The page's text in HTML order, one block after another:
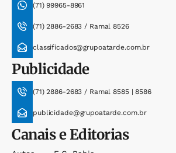
(71) 99965-8961
(71) 2886-2683 / Ramal 8526
classificados@grupoatarde.com.br
Publicidade
(71) 2886-2683 / Ramal 8585 | 8586
publicidade@grupoatarde.com.br
Canais e Editorias